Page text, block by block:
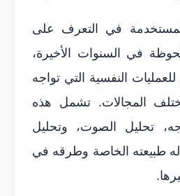
في التعرف على
في السنوات الأخيرة،
النفسية التي تواجه
المجالات. تشمل هذه
تحليل الصوت، وتحليل
طبيعته الخاصة وطرقه في